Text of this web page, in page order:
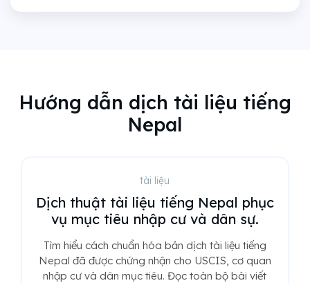
Hướng dẫn dịch tài liệu tiếng
Nepal
tài liệu
Dịch thuật tài liệu tiếng Nepal phục
vụ mục tiêu nhập cư và dân sự.
Tìm hiểu cách chuẩn hóa bản dịch tài liệu tiếng
Nepal đã được chứng nhận cho USCIS, cơ quan
nhập cư và dân mục tiêu. Đọc toàn bộ bài viết